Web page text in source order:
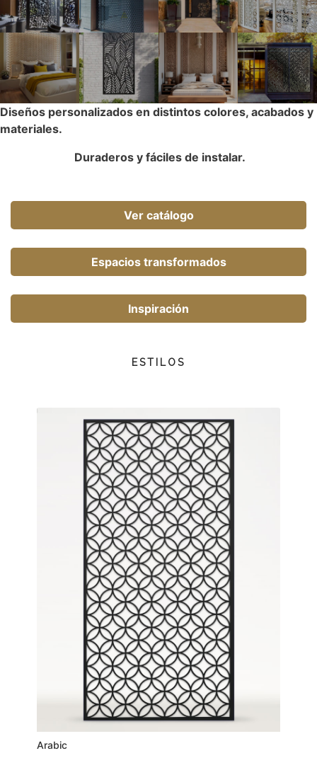
Diseños personalizados en distintos colores, acabados y
materiales.
Duraderos y fáciles de instalar.
Ver catálogo
Espacios transformados
Inspiración
ESTILOS
Arabic